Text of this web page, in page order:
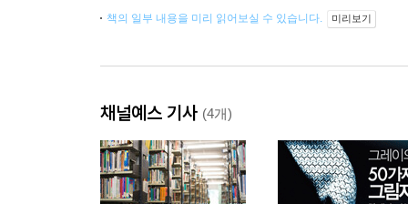
책의 일부 내용을 미리 읽어보실 수 있습니다. 미리보기
채널예스 기사 (4개)